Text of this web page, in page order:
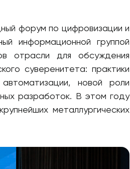
форум по цифровизации и
информационной группой
отрасли для обсуждения
суверенитета: практики
новой роли
разработок. В этом году
металлургических